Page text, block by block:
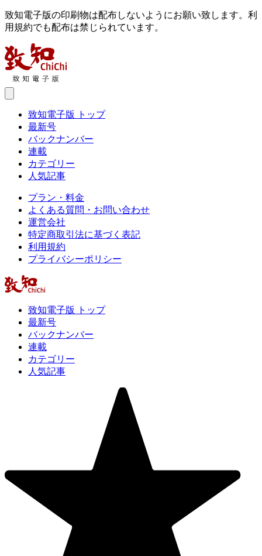
致知電子版の印刷物は配布しないようにお願い致します。利
用規約でも配布は禁じられています。
致知電子版 トップ
最新号
バックナンバー
連載
カテゴリー
人気記事
プラン・料金
よくある質問・お問い合わせ
運営会社
特定商取引法に基づく表記
利用規約
プライバシーポリシー
致知電子版 トップ
最新号
バックナンバー
連載
カテゴリー
人気記事